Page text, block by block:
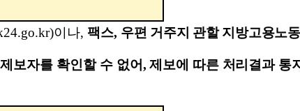
이나, 팩스, 우편 거주지 관할 지방고용노
보자를 확인할 수 없어,제보에 따른 처리결과 통지